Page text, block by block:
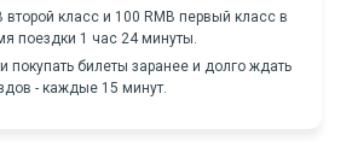
второй класс и 100 RMB первый класс в
поездки 1 час 24 минуты.
покупать билеты заранее и долго ждать
- каждые 15 минут.